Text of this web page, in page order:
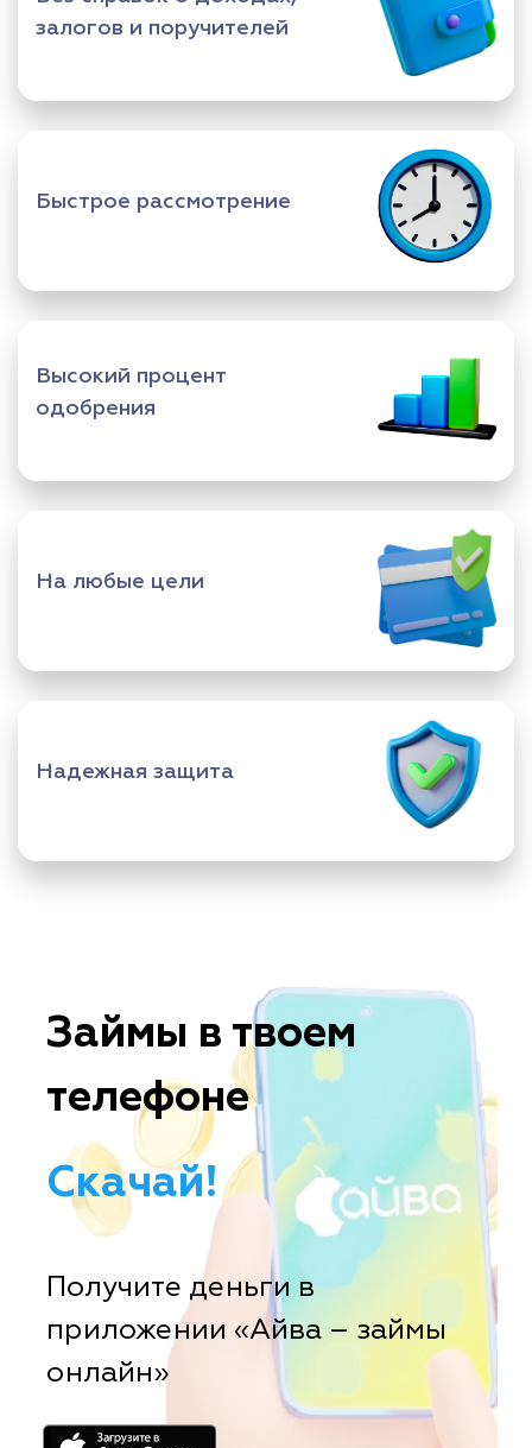
залогов и поручителей
Быстрое рассмотрение
Высокий процент
одобрения
На любые цели
Надежная защита
Займы в твоем
телефоне
Скачай!
Получите деньги в
приложении «Айва – займы
онлайн»